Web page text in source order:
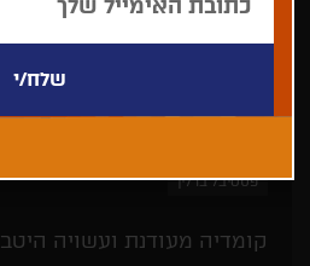
פסטיבל ברלין
קומדיה מעודנת ועשויה היטב